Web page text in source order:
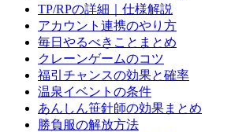
TP/RPの詳細｜仕様解説
アカウント連携のやり方
毎日やるべきことまとめ
クレーンゲームのコツ
福引チャンスの効果と確率
温泉イベントの条件
あんしん笹針師の効果まとめ
勝負服の解放方法